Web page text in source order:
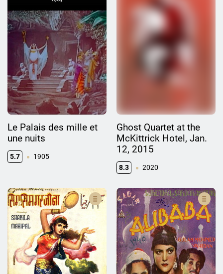
Le Palais des mille et
une nuits
5.7 1905
Ghost Quartet at the
McKittrick Hotel, Jan.
12, 2015
8.3 2020